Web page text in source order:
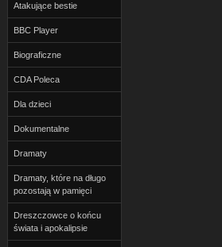
Atakujące bestie
BBC Player
Biograficzne
CDA Poleca
Dla dzieci
Dokumentalne
Dramaty
Dramaty, które na długo
pozostają w pamięci
Dreszczowce o końcu
świata i apokalipsie